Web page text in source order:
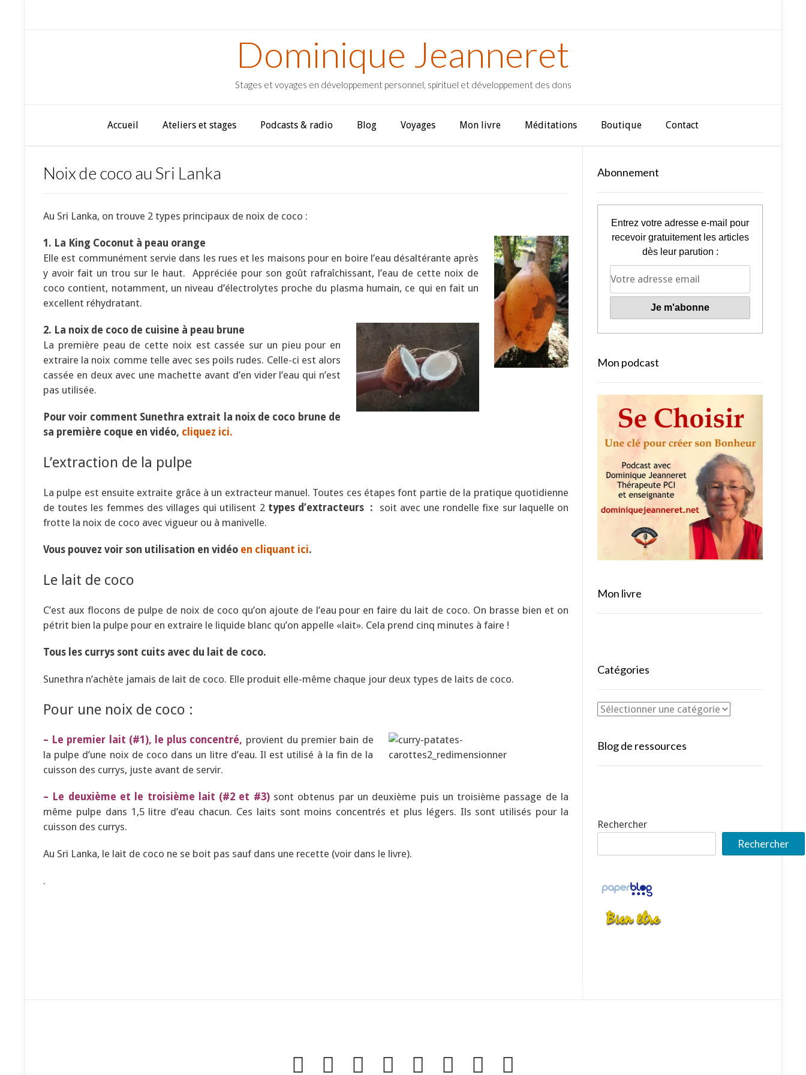
Dominique Jeanneret
Stages et voyages en développement personnel, spirituel et développement des dons
Accueil Ateliers et stages Podcasts & radio Blog Voyages Mon livre Méditations Boutique Contact
Noix de coco au Sri Lanka
Au Sri Lanka, on trouve 2 types principaux de noix de coco :
1. La King Coconut à peau orange
Elle est communément servie dans les rues et les maisons pour en boire l’eau désaltérante après
y avoir fait un trou sur le haut. Appréciée pour son goût rafraîchissant, l’eau de cette noix de
coco contient, notamment, un niveau d’électrolytes proche du plasma humain, ce qui en fait un
excellent réhydratant.
2. La noix de coco de cuisine à peau brune
La première peau de cette noix est cassée sur un pieu pour en
extraire la noix comme telle avec ses poils rudes. Celle-ci est alors
cassée en deux avec une machette avant d’en vider l’eau qui n’est
pas utilisée.
Pour voir comment Sunethra extrait la noix de coco brune de
sa première coque en vidéo, cliquez ici.
L’extraction de la pulpe
La pulpe est ensuite extraite grâce à un extracteur manuel. Toutes ces étapes font partie de la pratique quotidienne
de toutes les femmes des villages qui utilisent 2types d’extracteurs : soit avec une rondelle fixe sur laquelle on
frotte la noix de coco avec vigueur ou à manivelle.
Vous pouvez voir son utilisation en vidéo en cliquant ici.
Le lait de coco
C’est aux flocons de pulpe de noix de coco qu’on ajoute de l’eau pour en faire du lait de coco. On brasse bien et on
pétrit bien la pulpe pour en extraire le liquide blanc qu’on appelle «lait». Cela prend cinq minutes à faire !
Tous les currys sont cuits avec du lait de coco.
Sunethra n’achète jamais de lait de coco. Elle produit elle-même chaque jour deux types de laits de coco.
Pour une noix de coco :
– Le premier lait (#1), le plus concentré, provient du premier bain de
la pulpe d’une noix de coco dans un litre d’eau. Il est utilisé à la fin de la
cuisson des currys, juste avant de servir.
– Le deuxième et le troisième lait (#2 et #3)sont obtenus par un deuxième puis un troisième passage de la
même pulpe dans 1,5 litre d’eau chacun. Ces laits sont moins concentrés et plus légers. Ils sont utilisés pour la
cuisson des currys.
Au Sri Lanka, le lait de coco ne se boit pas sauf dans une recette (voir dans le livre).
.
Abonnement
Entrez votre adresse e-mail pour
recevoir gratuitement les articles
dès leur parution :
Mon podcast
Mon livre
Catégories
Blog de ressources
Rechercher
Rechercher